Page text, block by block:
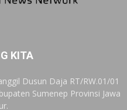
KITA
Dusun Daja RT/RW.01/01
Sumenep Provinsi Jawa